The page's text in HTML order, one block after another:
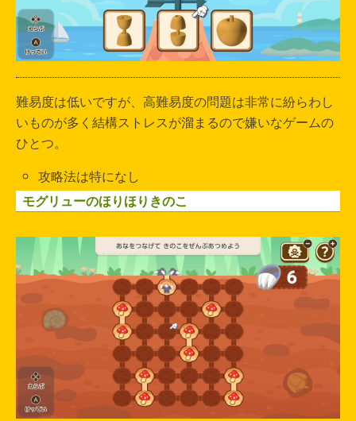
難易度は低いですが、高難易度の問題は非常に紛らわし
いものが多く結構ストレスが溜まるので嫌いなゲームの
ひとつ。
攻略法は特になし
モグリューのほりほりきのこ